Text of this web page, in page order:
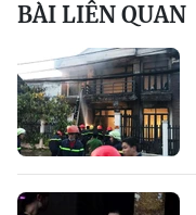
BÀI LIÊN QUAN